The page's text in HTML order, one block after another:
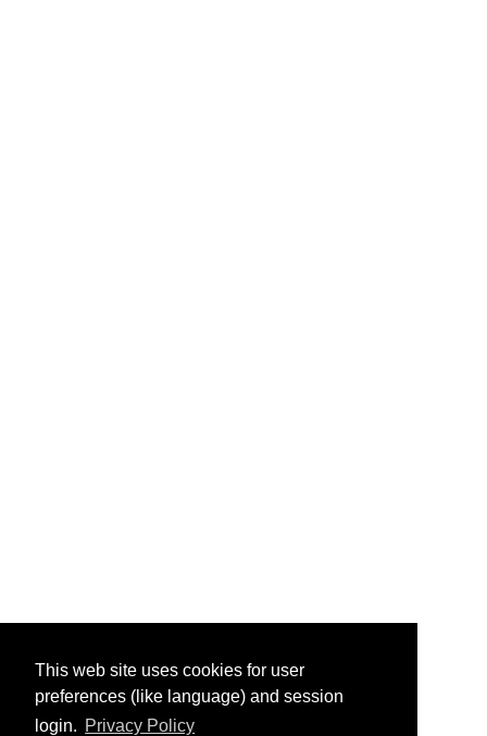
This web site uses cookies for user
preferences (like language) and session
login. Privacy Policy